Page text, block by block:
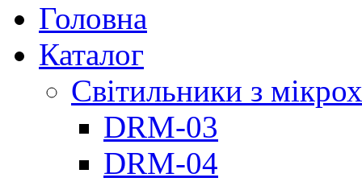
Головна
Каталог
Світильники з
DRM-03
DRM-04